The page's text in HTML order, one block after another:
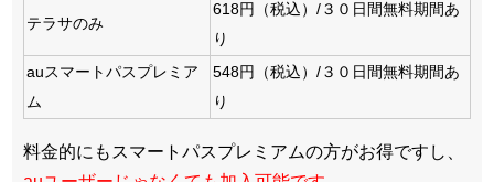
テラサのみ
618円（税込）/３０日間無料期間あ
り
auスマートパスプレミア
ム
548円（税込）/３０日間無料期間あ
り
料金的にもスマートパスプレミアムの方がお得ですし、